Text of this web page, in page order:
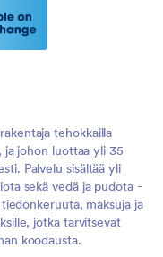
tehokkailla
ja johon luottaa yli 35
Palvelu sisältää yli
sekä vedä ja pudota -
maksuja ja
jotka tarvitsevat
koodausta.